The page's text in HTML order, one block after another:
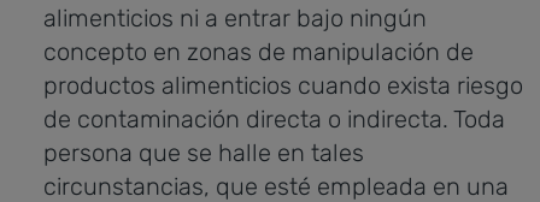
alimenticios ni a entrar bajo ningún
concepto en zonas de manipulación de
productos alimenticios cuando exista riesgo
de contaminación directa o indirecta. Toda
persona que se halle en tales
circunstancias, que esté empleada en una